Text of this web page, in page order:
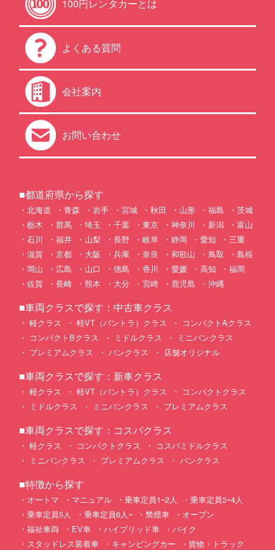
100円レンタカーとは
よくある質問
会社案内
お問い合わせ
■都道府県から探す
北海道 青森 岩手 宮城 秋田 山形 福島
茨城
栃木
群馬 埼玉 千葉 東京 神奈川 新潟
富山
石川
福井 山梨 長野 岐阜 静岡 愛知
三重
滋賀
京都 大阪 兵庫 奈良 和歌山 鳥取
島根
岡山
広島 山口 徳島 香川 愛媛 高知
福岡
佐賀
長崎 熊本 大分 宮崎 鹿児島 沖縄
■車両クラスで探す：中古車クラス
軽クラス 軽VT（バントラ）クラス
コンパクトAクラス
コンパクトBクラス
ミドルクラス
ミニバンクラス
プレミアムクラス
バンクラス 店舗オリジナル
■車両クラスで探す：新車クラス
軽クラス 軽VT（バントラ）クラス
コンパクトクラス
ミドルクラス
ミニバンクラス プレミアムクラス
■車両クラスで探す：コスパクラス
軽クラス コンパクトクラス
コスパミドルクラス
ミニバンクラス
プレミアムクラス バンクラス
■特徴から探す
オートマ マニュアル 乗車定員1~2人
乗車定員3~4人
乗車定員5人
乗車定員6人~ 禁煙車
オープン
福祉車両
EV車 ハイブリッド車
バイク
スタッドレス装着車
キャンピングカー 貨物・トラック